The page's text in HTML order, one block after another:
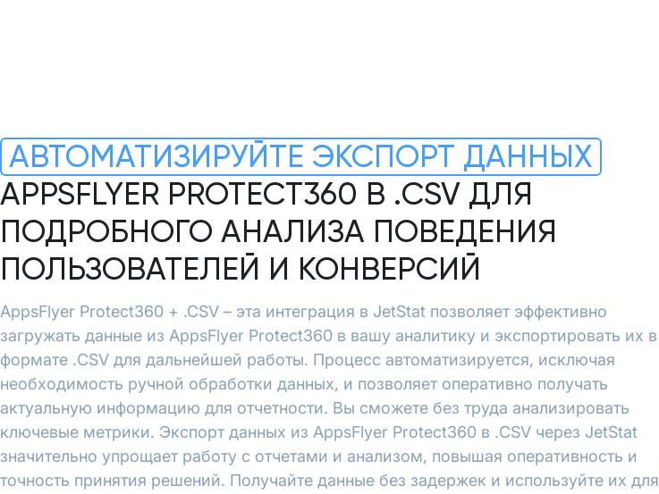
АВТОМАТИЗИРУЙТЕ ЭКСПОРТ ДАННЫХ
APPSFLYER PROTECT360 В .CSV ДЛЯ
ПОДРОБНОГО АНАЛИЗА ПОВЕДЕНИЯ
ПОЛЬЗОВАТЕЛЕЙ И КОНВЕРСИЙ
AppsFlyer Protect360 + .CSV – эта интеграция в JetStat позволяет эффективно
загружать данные из AppsFlyer Protect360 в вашу аналитику и экспортировать их в
формате .CSV для дальнейшей работы. Процесс автоматизируется, исключая
необходимость ручной обработки данных, и позволяет оперативно получать
актуальную информацию для отчетности. Вы сможете без труда анализировать
ключевые метрики. Экспорт данных из AppsFlyer Protect360 в .CSV через JetStat
значительно упрощает работу с отчетами и анализом, повышая оперативность и
точность принятия решений. Получайте данные без задержек и используйте их для